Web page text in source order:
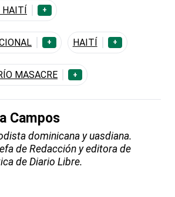
HAITÍ
+
+ HAITÍ +
MASACRE +
Campos
dominicana y uasdiana.
de Redacción y editora de
de Diario Libre.